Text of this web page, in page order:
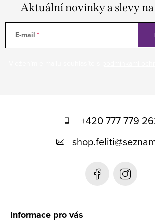
Aktuální novinky a slevy na
E-mail
Informace pro vás
+420 777 779
shop.feliti@